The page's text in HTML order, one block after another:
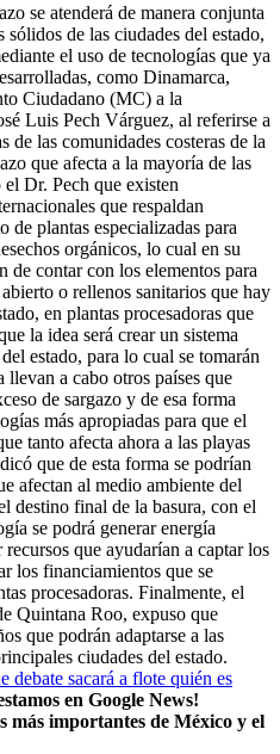
se atenderá de manera conjunta
de las ciudades del estado,
el uso de tecnologías que ya
como Dinamarca,
Ciudadano (MC) a la
Luis Pech Várguez, al referirse a
de las comunidades costeras de la
que afecta a la mayoría de las
Dr. Pech que existen
que respaldan
de plantas especializadas para
orgánicos, lo cual en su
de contar con los elementos para
o rellenos sanitarios que hay
en plantas procesadoras que
la idea será crear un sistema
estado, para lo cual se tomarán
llevan a cabo otros países que
de sargazo y de esa forma
más apropiadas para que el
tanto afecta ahora a las playas
que de esta forma se podrían
afectan al medio ambiente del
destino final de la basura, con el
se podrá generar energía
que ayudarían a captar los
los financiamientos que se
procesadoras. Finalmente, el
Quintana Roo, expuso que
que podrán adaptarse a las
ciudades del estado.
debate sacará a flote quién es
en Google News!
más importantes de México y el